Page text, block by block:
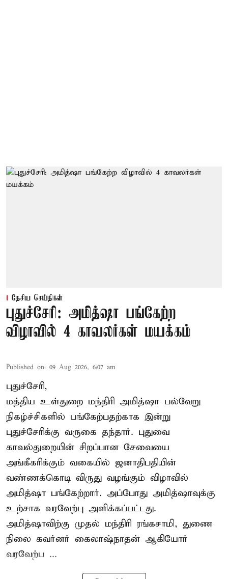
தேசிய செய்திகள்
புதுச்சேரி: அமித்ஷா பங்கேற்ற
விழாவில் 4 காவலர்கள் மயக்கம்
Published on: 09 Aug 2026, 6:07 am
புதுச்சேரி,
மத்திய உள்துறை மந்திரி அமித்ஷா பல்வேறு
நிகழ்ச்சிகளில் பங்கேற்பதற்காக இன்று
புதுச்சேரிக்கு வருகை தந்தார். புதுவை
காவல்துறையின் சிறப்பான சேவையை
அங்கீகரிக்கும் வகையில் ஜனாதிபதியின்
வண்ணக்கொடி விருது வழங்கும் விழாவில்
அமித்ஷா பங்கேற்றார். அப்போது அமித்ஷாவுக்கு
உற்சாக வரவேற்பு அளிக்கப்பட்டது.
அமித்ஷாவிற்கு முதல் மந்திரி ரங்கசாமி, துணை
நிலை கவர்னர் கைலாஷ்நாதன் ஆகியோர்
வரவேற்ப ...